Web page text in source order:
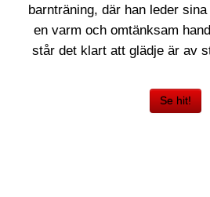
barnträning, där han leder
en varm och omtänksam
står det klart att glädje är av
Se hit!